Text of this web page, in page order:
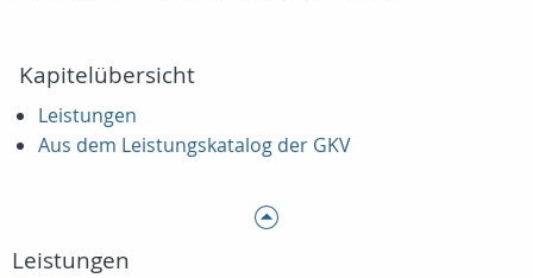
Kapitelübersicht
Leistungen
Aus dem Leistungskatalog der GKV
Leistungen